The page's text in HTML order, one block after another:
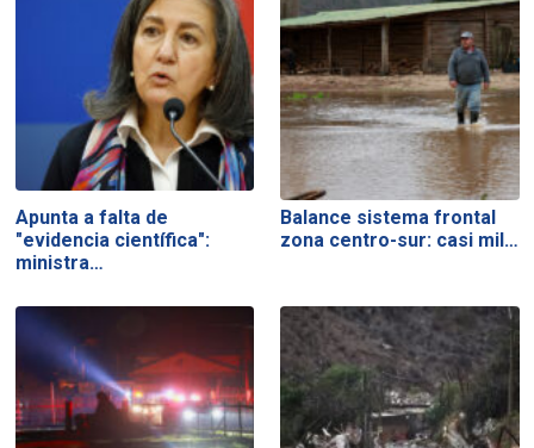
Apunta a falta de
"evidencia científica":
ministra…
Balance sistema frontal
zona centro-sur: casi mil…